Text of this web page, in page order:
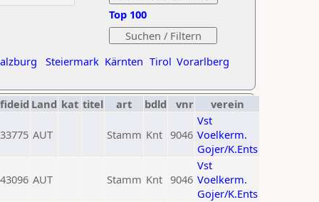
Steiermark Kärnten Tirol Vorarlberg
Top 100
fideid Land kat titel art bdld vnr verein
AUT Stamm Knt 9046
Vst
Voelkerm.
Gojer/K.Ents
AUT Stamm Knt 9046
Vst
Voelkerm.
Gojer/K.Ents